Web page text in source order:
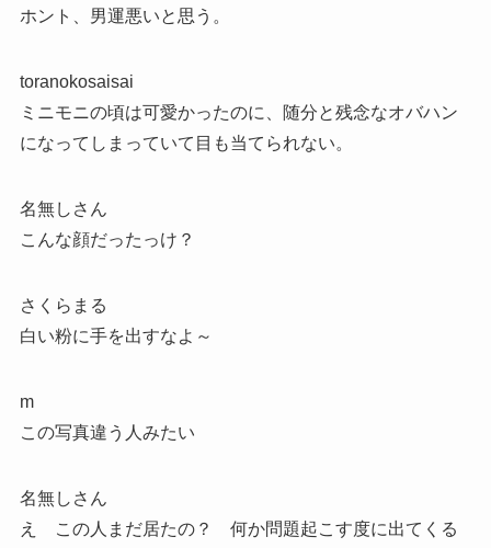
ホント、男運悪いと思う。
toranokosaisai
ミニモニの頃は可愛かったのに、随分と残念なオバハン
になってしまっていて目も当てられない。
名無しさん
こんな顔だったっけ？
さくらまる
白い粉に手を出すなよ～
m
この写真違う人みたい
名無しさん
え この人まだ居たの？ 何か問題起こす度に出てくる